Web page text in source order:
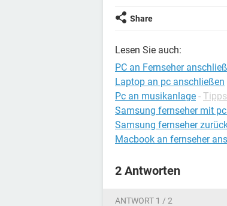
Share
Lesen Sie auch:
PC an Fernseher
Laptop an pc anschließen
Pc an musikanlage -
Samsung fernseher mit
Samsung fernseher
Macbook an fernseher
2 Antworten
ANTWORT 1 / 2